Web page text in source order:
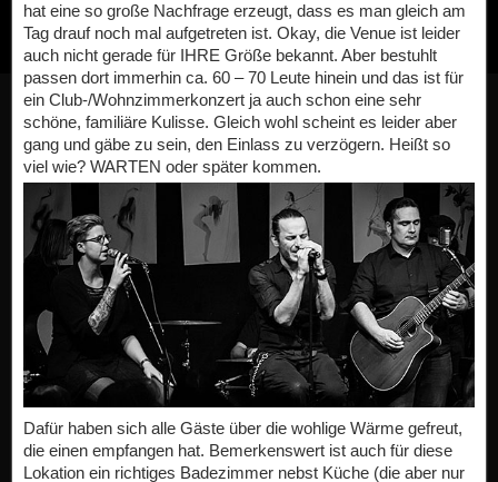
hat eine so große Nachfrage erzeugt, dass es man gleich am
Tag drauf noch mal aufgetreten ist. Okay, die Venue ist leider
auch nicht gerade für IHRE Größe bekannt. Aber bestuhlt
passen dort immerhin ca. 60 – 70 Leute hinein und das ist für
ein Club-/Wohnzimmerkonzert ja auch schon eine sehr
schöne, familiäre Kulisse. Gleich wohl scheint es leider aber
gang und gäbe zu sein, den Einlass zu verzögern. Heißt so
viel wie? WARTEN oder später kommen.
Dafür haben sich alle Gäste über die wohlige Wärme gefreut,
die einen empfangen hat. Bemerkenswert ist auch für diese
Lokation ein richtiges Badezimmer nebst Küche (die aber nur